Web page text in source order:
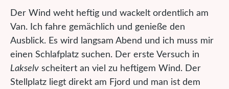
Der Wind weht heftig und wackelt ordentlich am
Van. Ich fahre gemächlich und genieße den
Ausblick. Es wird langsam Abend und ich muss mir
einen Schlafplatz suchen. Der erste Versuch in
Lakselv scheitert an viel zu heftigem Wind. Der
Stellplatz liegt direkt am Fjord und man ist dem